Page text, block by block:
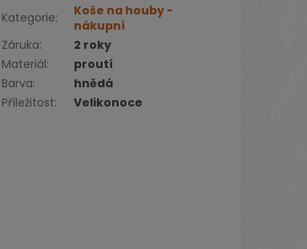
Kategorie:
Koše na houby -
nákupní
Záruka:
2 roky
Materiál:
proutí
Barva:
hnědá
Příležitost: Velikonoce